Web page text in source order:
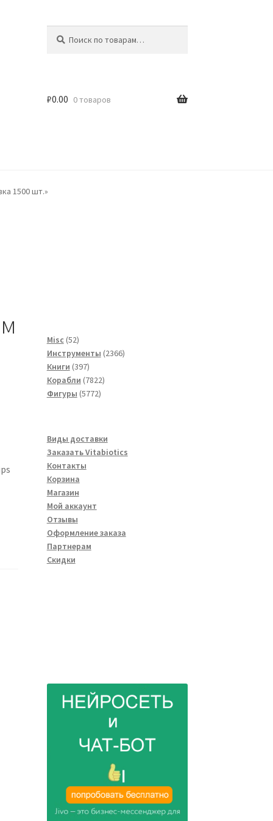
₽0.00 0 товаров
1500 шт.»
Misc 5252
товара
Инструменты 23662366
Книги 397397
товаров
Корабли 78227822
Фигуры 57725772
Виды доставки
Заказать Vitabiotics
Контакты
Корзина
Магазин
Мой аккаунт
Отзывы
Оформление заказа
Партнерам
Скидки